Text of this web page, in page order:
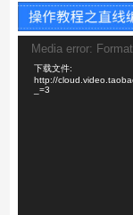
Media error:
下载文件:
http://
_=3